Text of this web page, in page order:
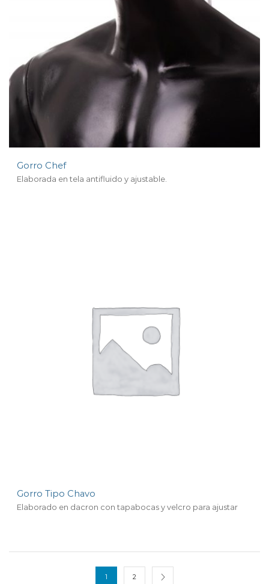
Gorro Chef
Elaborada en tela antifluido y ajustable.
Gorro Tipo Chavo
Elaborado en dacron con tapabocas y velcro para ajustar
1 2